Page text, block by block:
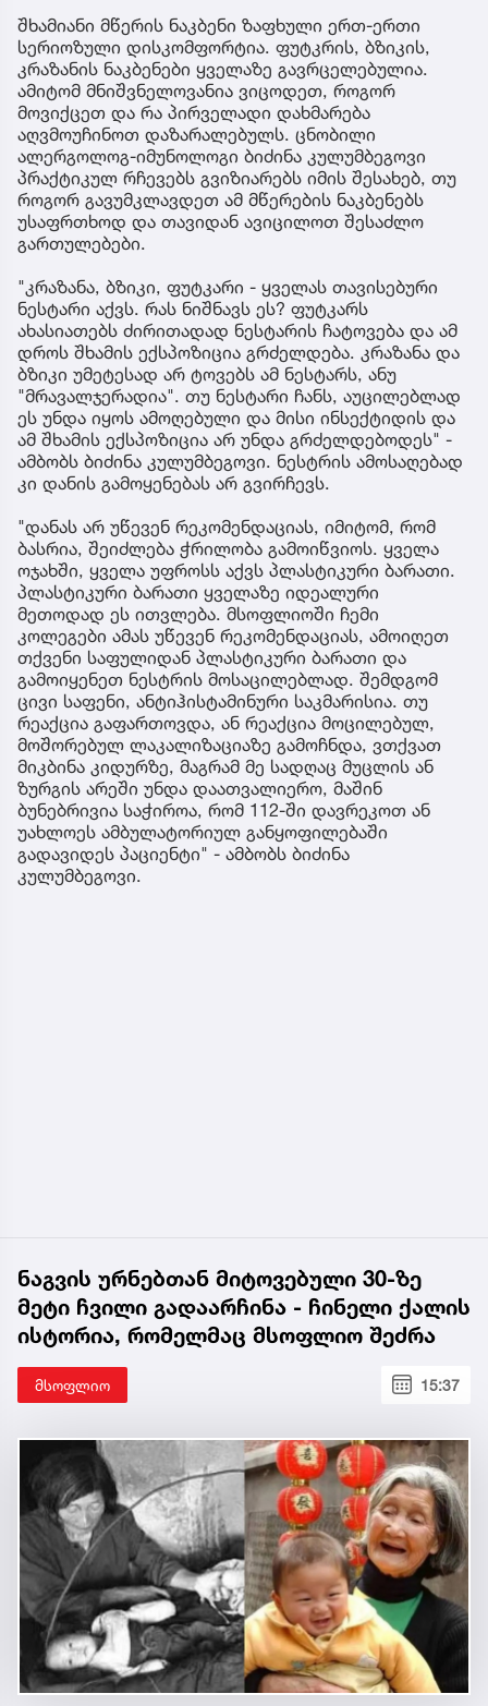
შხამიანი მწერის ნაკბენი ზაფხული ერთ-ერთი
სერიოზული დისკომფორტია. ფუტკრის, ბზიკის,
კრაზანის ნაკბენები ყველაზე გავრცელებულია.
ამიტომ მნიშვნელოვანია ვიცოდეთ, როგორ
მოვიქცეთ და რა პირველადი დახმარება
აღვმოუჩინოთ დაზარალებულს. ცნობილი
ალერგოლოგ-იმუნოლოგი ბიძინა კულუმბეგოვი
პრაქტიკულ რჩევებს გვიზიარებს იმის შესახებ, თუ
როგორ გავუმკლავდეთ ამ მწერების ნაკბენებს
უსაფრთხოდ და თავიდან ავიცილოთ შესაძლო
გართულებები.
"კრაზანა, ბზიკი, ფუტკარი - ყველას თავისებური
ნესტარი აქვს. რას ნიშნავს ეს? ფუტკარს
ახასიათებს ძირითადად ნესტარის ჩატოვება და ამ
დროს შხამის ექსპოზიცია გრძელდება. კრაზანა და
ბზიკი უმეტესად არ ტოვებს ამ ნესტარს, ანუ
"მრავალჯერადია". თუ ნესტარი ჩანს, აუცილებლად
ეს უნდა იყოს ამოღებული და მისი ინსექტიდის და
ამ შხამის ექსპოზიცია არ უნდა გრძელდებოდეს" -
ამბობს ბიძინა კულუმბეგოვი. ნესტრის ამოსაღებად
კი დანის გამოყენებას არ გვირჩევს.
"დანას არ უწევენ რეკომენდაციას, იმიტომ, რომ
ბასრია, შეიძლება ჭრილობა გამოიწვიოს. ყველა
ოჯახში, ყველა უფროსს აქვს პლასტიკური ბარათი.
პლასტიკური ბარათი ყველაზე იდეალური
მეთოდად ეს ითვლება. მსოფლიოში ჩემი
კოლეგები ამას უწევენ რეკომენდაციას, ამოიღეთ
თქვენი საფულიდან პლასტიკური ბარათი და
გამოიყენეთ ნესტრის მოსაცილებლად. შემდგომ
ცივი საფენი, ანტიჰისტამინური საკმარისია. თუ
რეაქცია გაფართოვდა, ან რეაქცია მოცილებულ,
მოშორებულ ლაკალიზაციაზე გამოჩნდა, ვთქვათ
მიკბინა კიდურზე, მაგრამ მე სადღაც მუცლის ან
ზურგის არეში უნდა დაათვალიერო, მაშინ
ბუნებრივია საჭიროა, რომ 112-ში დავრეკოთ ან
უახლოეს ამბულატორიულ განყოფილებაში
გადავიდეს პაციენტი" - ამბობს ბიძინა
კულუმბეგოვი.
ნაგვის ურნებთან მიტოვებული 30-ზე
მეტი ჩვილი გადაარჩინა - ჩინელი ქალის
ისტორია, რომელმაც მსოფლიო შეძრა
მსოფლიო 15:37